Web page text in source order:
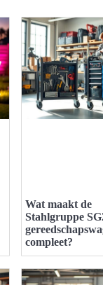
Wat maakt de
Stahlgruppe
compleet?